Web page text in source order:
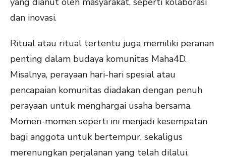
dan inovasi.
Ritual atau ritual tertentu juga memiliki peranan
penting dalam budaya komunitas Maha4D.
Misalnya, perayaan hari-hari spesial atau
pencapaian komunitas diadakan dengan penuh
perayaan untuk menghargai usaha bersama.
Momen-momen seperti ini menjadi kesempatan
bagi anggota untuk bertempur, sekaligus
merenungkan perjalanan yang telah dilalui.